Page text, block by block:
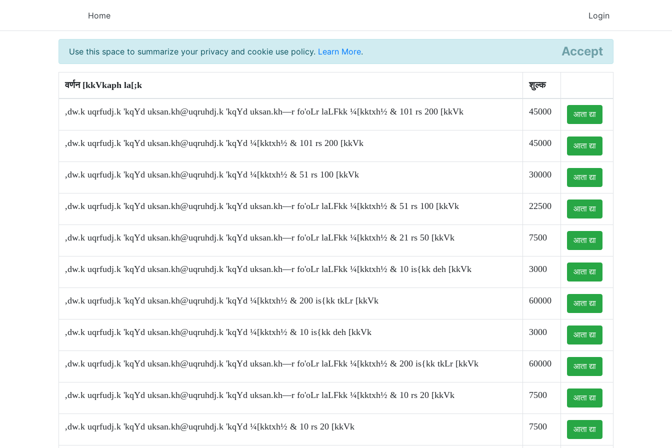
Login
Home
Use this space to summarize your privacy and cookie use policy. Learn More. Accept
वर्णन [kkVkaph la[;k शुल्क
,dw.k uqrfudj.k 'kqYd uksan.kh@uqruhdj.k 'kqYd uksan.kh—r fo'oLr laLFkk ¼[kktxh½ & 101 rs 200 [kkVk 45000 आता द्या
,dw.k uqrfudj.k 'kqYd uksan.kh@uqruhdj.k 'kqYd ¼[kktxh½ & 101 rs 200 [kkVk 45000 आता द्या
,dw.k uqrfudj.k 'kqYd uksan.kh@uqruhdj.k 'kqYd ¼[kktxh½ & 51 rs 100 [kkVk 30000 आता द्या
,dw.k uqrfudj.k 'kqYd uksan.kh@uqruhdj.k 'kqYd uksan.kh—r fo'oLr laLFkk ¼[kktxh½ & 51 rs 100 [kkVk 22500 आता द्या
,dw.k uqrfudj.k 'kqYd uksan.kh@uqruhdj.k 'kqYd uksan.kh—r fo'oLr laLFkk ¼[kktxh½ & 21 rs 50 [kkVk 7500 आता द्या
,dw.k uqrfudj.k 'kqYd uksan.kh@uqruhdj.k 'kqYd uksan.kh—r fo'oLr laLFkk ¼[kktxh½ & 10 is{kk deh [kkVk 3000 आता द्या
,dw.k uqrfudj.k 'kqYd uksan.kh@uqruhdj.k 'kqYd ¼[kktxh½ & 200 is{kk tkLr [kkVk 60000 आता द्या
,dw.k uqrfudj.k 'kqYd uksan.kh@uqruhdj.k 'kqYd ¼[kktxh½ & 10 is{kk deh [kkVk 3000 आता द्या
,dw.k uqrfudj.k 'kqYd uksan.kh@uqruhdj.k 'kqYd uksan.kh—r fo'oLr laLFkk ¼[kktxh½ & 200 is{kk tkLr [kkVk 60000 आता द्या
,dw.k uqrfudj.k 'kqYd uksan.kh@uqruhdj.k 'kqYd uksan.kh—r fo'oLr laLFkk ¼[kktxh½ & 10 rs 20 [kkVk 7500 आता द्या
,dw.k uqrfudj.k 'kqYd uksan.kh@uqruhdj.k 'kqYd ¼[kktxh½ & 10 rs 20 [kkVk 7500 आता द्या